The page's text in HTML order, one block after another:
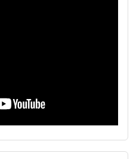
将や姫を派遣して、三国統一を